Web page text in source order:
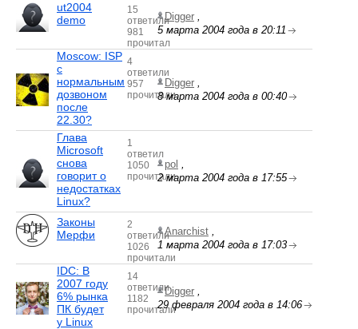
ut2004
demo
15
ответили
981
прочитал
Digger ,
5 марта 2004 года в 20:11
Moscow: ISP
с
нормальным
дозвоном
после
22.30?
4
ответили
957
прочитали
Digger ,
8 марта 2004 года в 00:40
Глава
Microsoft
снова
говорит о
недостатках
Linux?
1
ответил
1050
прочитали
pol ,
2 марта 2004 года в 17:55
Законы
Мерфи
2
ответили
1026
прочитали
Anarchist ,
1 марта 2004 года в 17:03
IDC: В
2007 году
6% рынка
ПК будет
у Linux
14
ответили
1182
прочитали
Digger ,
29 февраля 2004 года в 14:06